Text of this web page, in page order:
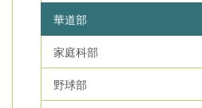
華道部
家庭科部
野球部